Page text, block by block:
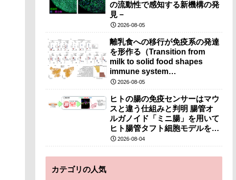
の流動性で感知する新機構の発
見－
2026-08-05
離乳食への移行が免疫系の発達
を形作る（Transition from
milk to solid food shapes
immune system
development）
2026-08-05
ヒトの腸の免疫センサーはマウ
スと違う仕組みと判明 腸管オ
ルガノイド「ミニ腸」を用いて
ヒト腸管タフト細胞モデルを開
発～マウス細胞に代わり細胞治
2026-08-04
カテゴリの人気